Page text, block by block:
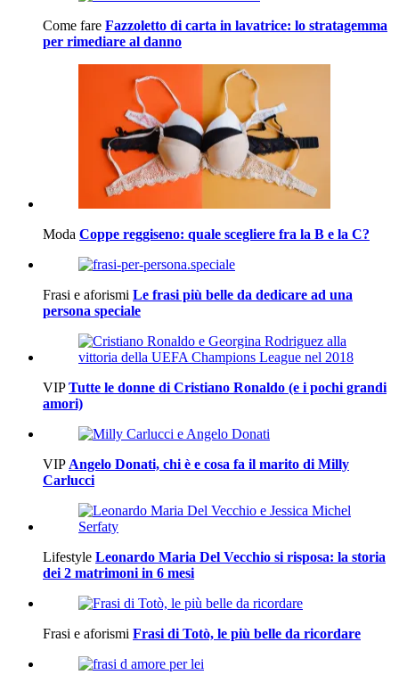
Come fare Fazzoletto di carta in lavatrice: lo stratagemma
per rimediare al danno
Moda Coppe reggiseno: quale scegliere fra la B e la C?
Frasi e aforismi Le frasi più belle da dedicare ad una
persona speciale
VIP Tutte le donne di Cristiano Ronaldo (e i pochi grandi
amori)
VIP Angelo Donati, chi è e cosa fa il marito di Milly
Carlucci
Lifestyle Leonardo Maria Del Vecchio si risposa: la storia
dei 2 matrimoni in 6 mesi
Frasi e aforismi Frasi di Totò, le più belle da ricordare